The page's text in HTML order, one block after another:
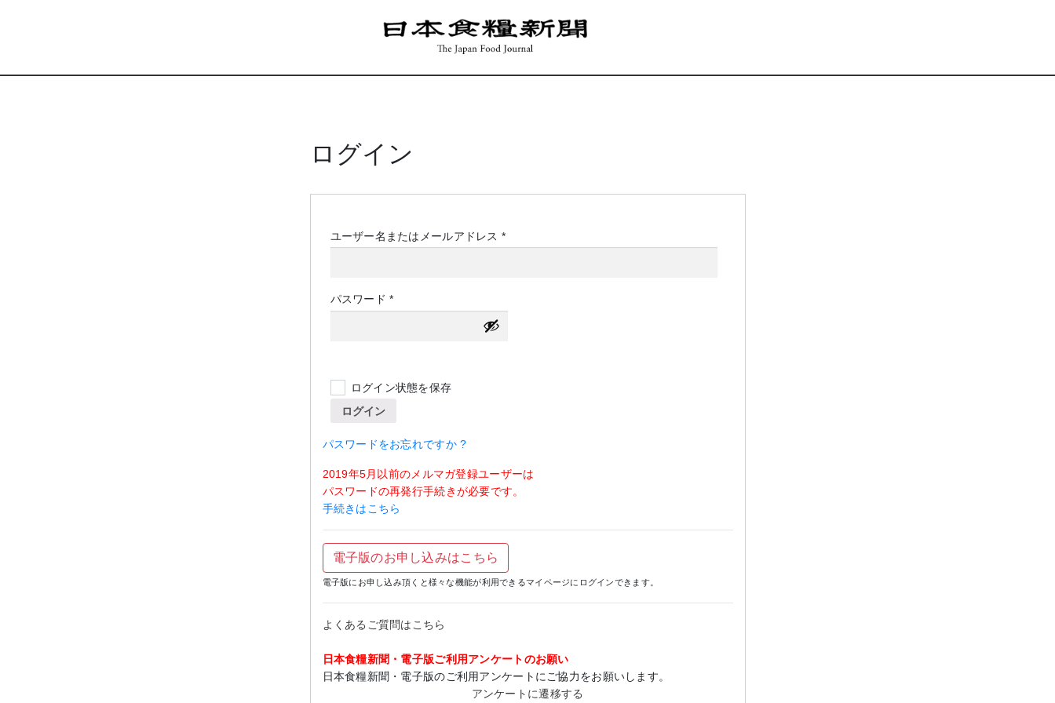
ログイン
ユーザー名またはメールアドレス *必
パスワード*必
須
ログイン状態を保存
ログイン
パスワードをお忘れですか ?
2019年5月以前のメルマガ登録ユーザーは
パスワードの再発行手続きが必要です。
手続きはこちら
電子版のお申し込みはこちら
電子版にお申し込み頂くと様々な機能が利用できるマイページにログインできます。
よくあるご質問はこちら
日本食糧新聞・電子版ご利用アンケートのお願い
日本食糧新聞・電子版のご利用アンケートにご協力をお願いします。
アンケートに遷移する